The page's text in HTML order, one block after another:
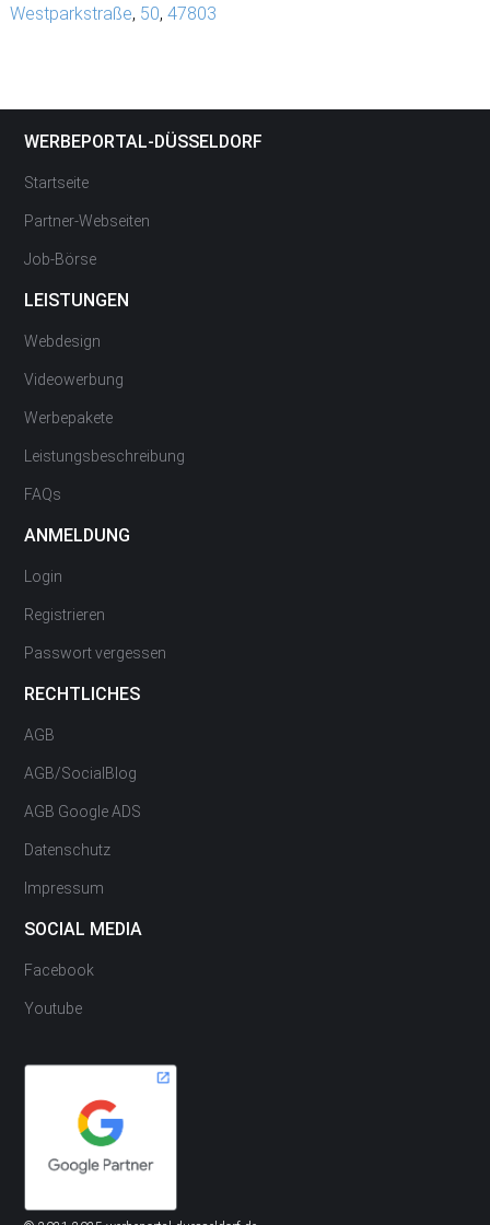
Westparkstraße, 50, 47803
WERBEPORTAL-DÜSSELDORF
Startseite
Partner-Webseiten
Job-Börse
LEISTUNGEN
Webdesign
Videowerbung
Werbepakete
Leistungsbeschreibung
FAQs
ANMELDUNG
Login
Registrieren
Passwort vergessen
RECHTLICHES
AGB
AGB/SocialBlog
AGB Google ADS
Datenschutz
Impressum
SOCIAL MEDIA
Facebook
Youtube